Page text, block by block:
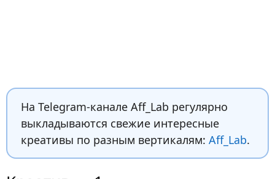
На Telegram-канале Aff_Lab регулярно
выкладываются свежие интересные
креативы по разным вертикалям: Aff_Lab.